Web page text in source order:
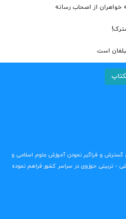
خواهران از اصحاب رسانه
است
گسترش و فراگیر نمودن آموزش علوم اسلامی و
- تربیتی حوزوی در سراسر کشور فراهم نموده